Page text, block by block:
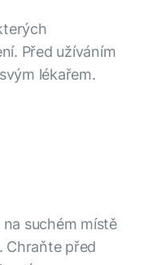
Před užíváním
lékařem.
suchém místě
Chraňte před